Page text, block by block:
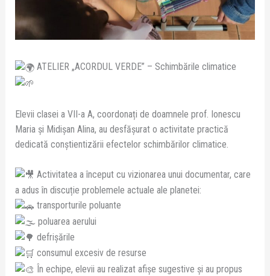
ATELIER „ACORDUL VERDE” – Schimbările climatice
Elevii clasei a VII-a A, coordonați de doamnele prof. Ionescu
Maria și Midișan Alina, au desfășurat o activitate practică
dedicată conștientizării efectelor schimbărilor climatice.
Activitatea a început cu vizionarea unui documentar, care
a adus în discuție problemele actuale ale planetei:
transporturile poluante
poluarea aerului
defrișările
consumul excesiv de resurse
În echipe, elevii au realizat afișe sugestive și au propus